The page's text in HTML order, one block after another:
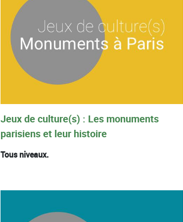
Jeux de culture(s) : Les monuments
parisiens et leur histoire
Tous niveaux.